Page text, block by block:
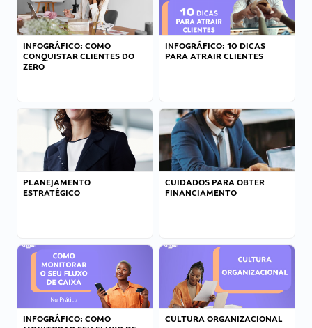
INFOGRÁFICO: COMO
CONQUISTAR CLIENTES DO
ZERO
INFOGRÁFICO: 10 DICAS
PARA ATRAIR CLIENTES
PLANEJAMENTO
ESTRATÉGICO
CUIDADOS PARA OBTER
FINANCIAMENTO
INFOGRÁFICO: COMO
CULTURA ORGANIZACIONAL